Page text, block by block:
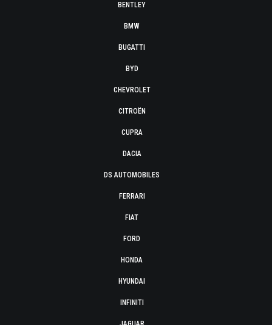
BENTLEY
BMW
BUGATTI
BYD
CHEVROLET
CITROËN
CUPRA
DACIA
DS AUTOMOBILES
FERRARI
FIAT
FORD
HONDA
HYUNDAI
INFINITI